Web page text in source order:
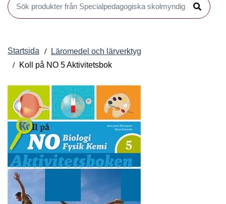
Sök
Startsida
Läromedel och lärverktyg
Koll på NO 5 Aktivitetsbok